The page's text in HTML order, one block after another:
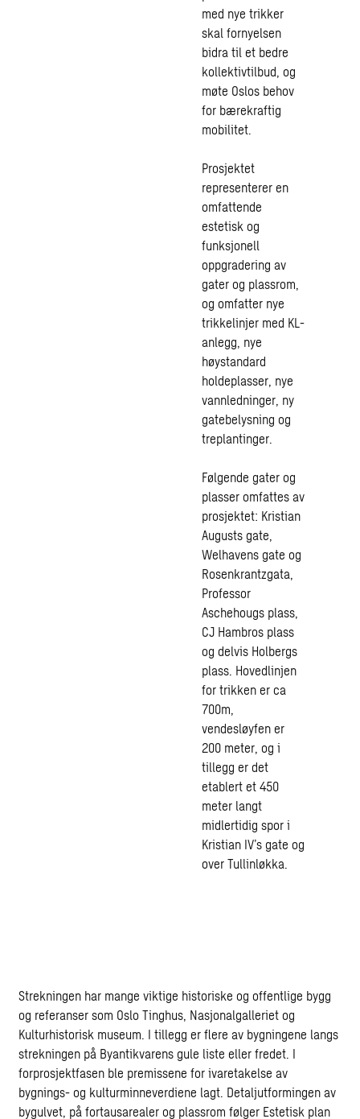
med nye trikker
skal fornyelsen
bidra til et bedre
kollektivtilbud, og
møte Oslos behov
for bærekraftig
mobilitet.
Prosjektet
representerer en
omfattende
estetisk og
funksjonell
oppgradering av
gater og plassrom,
og omfatter nye
trikkelinjer med KL-
anlegg, nye
høystandard
holdeplasser, nye
vannledninger, ny
gatebelysning og
treplantinger.
Følgende gater og
plasser omfattes av
prosjektet: Kristian
Augusts gate,
Welhavens gate og
Rosenkrantzgata,
Professor
Aschehougs plass,
CJ Hambros plass
og delvis Holbergs
plass. Hovedlinjen
for trikken er ca
700m,
vendesløyfen er
200 meter, og i
tillegg er det
etablert et 450
meter langt
midlertidig spor i
Kristian IV’s gate og
over Tullinløkka.
Strekningen har mange viktige historiske og offentlige bygg
og referanser som Oslo Tinghus, Nasjonalgalleriet og
Kulturhistorisk museum. I tillegg er flere av bygningene langs
strekningen på Byantikvarens gule liste eller fredet. I
forprosjektfasen ble premissene for ivaretakelse av
bygnings- og kulturminneverdiene lagt. Detaljutformingen av
bygulvet, på fortausarealer og plassrom følger Estetisk plan